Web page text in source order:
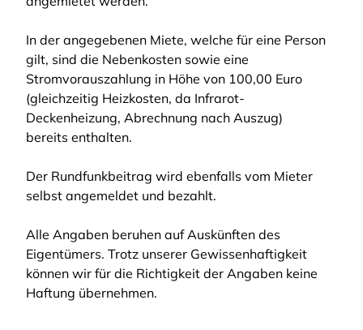
In der angegebenen Miete, welche für eine Person
gilt, sind die Nebenkosten sowie eine
Stromvorauszahlung in Höhe von 100,00 Euro
(gleichzeitig Heizkosten, da Infrarot-
Deckenheizung, Abrechnung nach Auszug)
bereits enthalten.
Der Rundfunkbeitrag wird ebenfalls vom Mieter
selbst angemeldet und bezahlt.
Alle Angaben beruhen auf Auskünften des
Eigentümers. Trotz unserer Gewissenhaftigkeit
können wir für die Richtigkeit der Angaben keine
Haftung übernehmen.